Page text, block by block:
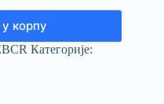
корпу
Категорије: